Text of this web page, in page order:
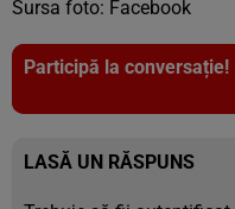
Sursa foto: Facebook
Participă la conversație!
LASĂ UN RĂSPUNS